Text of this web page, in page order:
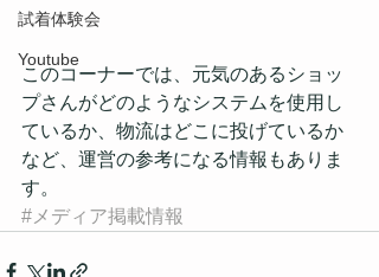
試着体験会
Youtube
このコーナーでは、元気のあるショッ
プさんがどのようなシステムを使用し
ているか、物流はどこに投げているか
など、運営の参考になる情報もありま
す。
#メディア掲載情報